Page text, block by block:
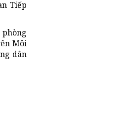
Tiếp
Môi
dân